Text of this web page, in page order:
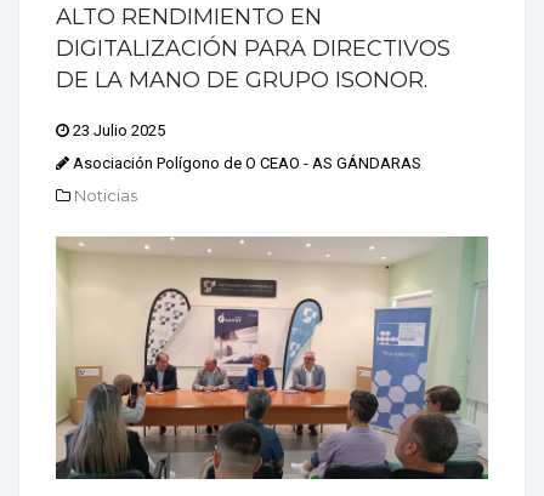
ALTO RENDIMIENTO EN
DIGITALIZACIÓN PARA DIRECTIVOS
DE LA MANO DE GRUPO ISONOR.
23 Julio 2025
Asociación Polígono de O CEAO - AS GÁNDARAS
Noticias